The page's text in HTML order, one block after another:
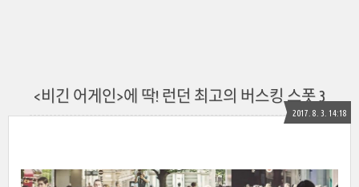
<비긴 어게인>에 딱! 런던 최고의 버스킹 스폿 3
2017. 8. 3. 14:18